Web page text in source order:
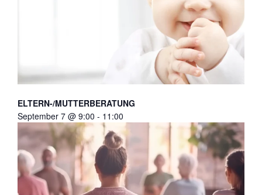
ELTERN-/MUTTERBERATUNG
September 7 @ 9:00 - 11:00